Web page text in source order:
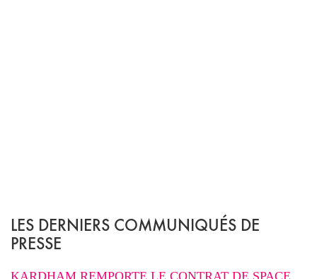
LES DERNIERS COMMUNIQUÉS DE
PRESSE
KARDHAM REMPORTE LE CONTRAT DE SPACE